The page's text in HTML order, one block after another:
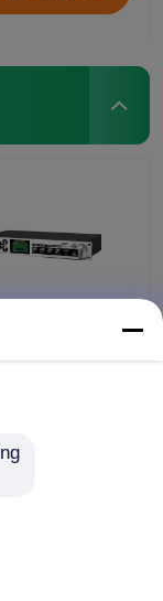
MP3
de Toque
de Coluna